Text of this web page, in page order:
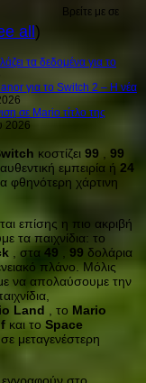
Βρείτε με σε
all)
τα δεδομένα για το
για το Switch 2 – Η νέα
σε Mario τίτλο της
2026
κοστίζει 99
99
εμπειρία ή 24
φθηνότερη χάρτινη
επίσης η πιο ακριβή
τα παιχνίδια: το
, στα 49 99 δολάρια
πλάνο. Μόλις
να απολαύσουμε την
Land , το Mario
και το Space
μεταγενέστερη
στο